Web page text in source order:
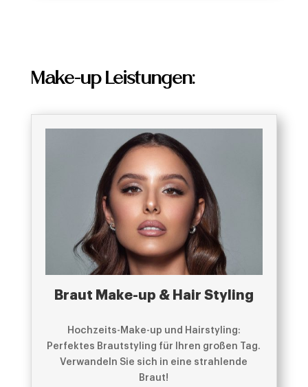
Make-up Leistungen:
Braut Make-up & Hair Styling
Hochzeits-Make-up und Hairstyling:
Perfektes Brautstyling für Ihren großen Tag.
Verwandeln Sie sich in eine strahlende
Braut!